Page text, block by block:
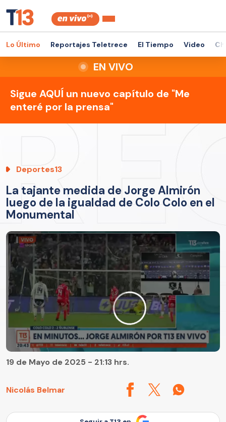
Lo Último Reportajes Teletrece El Tiempo Video
EN VIVO
Sigue AQUÍ un nuevo capítulo de "Me
enteré por la prensa"
Deportes13
La tajante medida de Jorge Almirón
luego de la igualdad de Colo Colo en el
Monumental
Nicolás Belmar
19 de Mayo de 2025 - 21:13 hrs.